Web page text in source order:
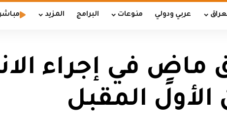
عربي ودولي منوعات البرامج المزيد
ماضٍ في إجراء
المقبل